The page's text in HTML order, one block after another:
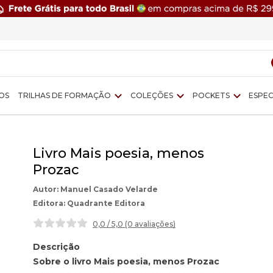
TRILHAS DE FORMAÇÃO COLEÇÕES POCKETS
Livro Mais poesia, menos
Prozac
Manuel Casado Velarde
Quadrante Editora
0,0 / 5,0 (0 avaliações)
Descrição
Sobre o livro Mais poesia, menos Prozac